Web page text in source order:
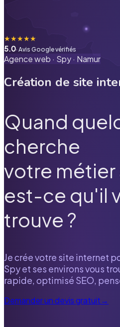
★★★★★
5.0· Avis Google vérifiés
Agence web · Spy· Namur
Création de site
Quand
cherche
votre métier
est-ce qu'il
trouve ?
Je crée votre site internet
Spyet ses environs vous
rapide, optimisé SEO,
Demander un devis gratuit→